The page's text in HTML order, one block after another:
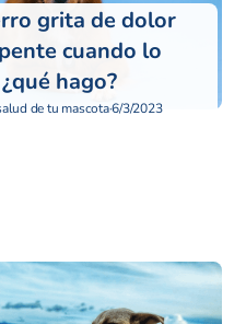
grita de dolor
cuando lo
hago?
de tu mascota·6/3/2023